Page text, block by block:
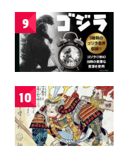
9
10